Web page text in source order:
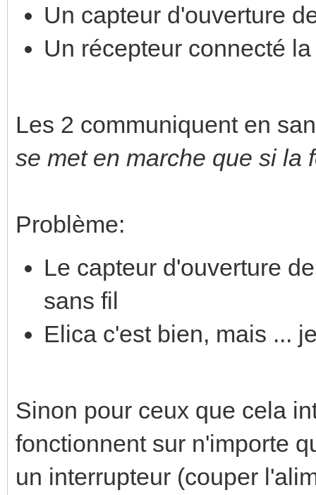
Un capteur d'ouverture
Un récepteur connecté
Les 2 communiquent en
se met en marche que si la
Problème:
Le capteur d'ouverture
sans fil
Elica c'est bien, mais ...
Sinon pour ceux que cela
fonctionnent sur n'importe
un interrupteur (couper